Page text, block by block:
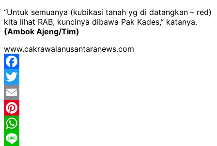
“Untuk semuanya (kubikasi tanah yg di datangkan – red)
kita lihat RAB, kuncinya dibawa Pak Kades,” katanya.
(Ambok Ajeng/Tim)
www.cakrawalanusantaranews.com
Facebook
Twitter
Email
Pinterest
WhatsApp